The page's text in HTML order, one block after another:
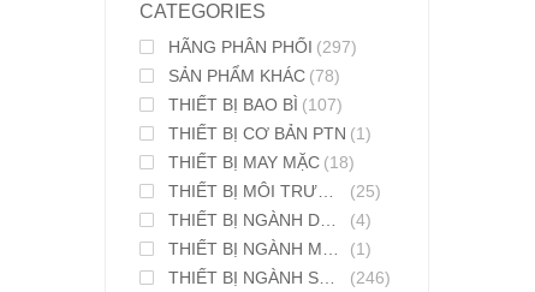
CATEGORIES
HÃNG PHÂN PHỐI (297)
SẢN PHẨM KHÁC (78)
THIẾT BỊ BAO BÌ (107)
THIẾT BỊ CƠ BẢN PTN (1)
THIẾT BỊ MAY MẶC (18)
THIẾT BỊ MÔI TRƯỜNG
(25)
THIẾT BỊ NGÀNH DƯỢC PHẨM
(4)
THIẾT BỊ NGÀNH MỸ PHẨM
(1)
THIẾT BỊ NGÀNH SƠN MỰC IN
(246)